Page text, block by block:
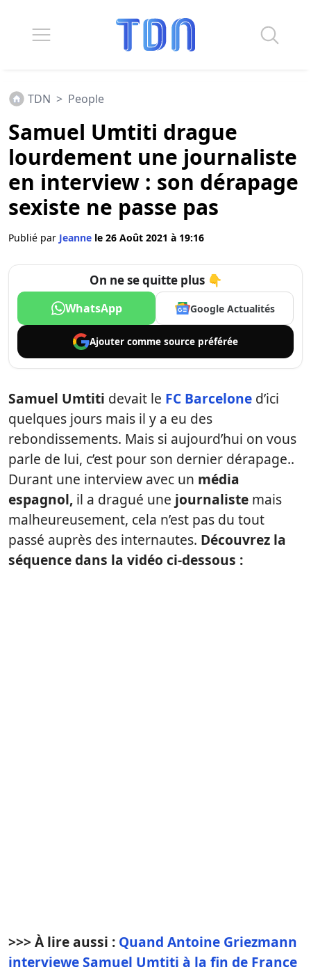
TDN > People
Samuel Umtiti drague
lourdement une journaliste
en interview : son dérapage
sexiste ne passe pas
Publié par Jeanne le 26 Août 2021 à 19:16
On ne se quitte plus 👇
WhatsApp Google Actualités
Ajouter comme source préférée
Samuel Umtiti devait le FC Barcelone d’ici
quelques jours mais il y a eu des
rebondissements. Mais si aujourd’hui on vous
parle de lui, c’est pour son dernier dérapage..
Durant une interview avec un média
espagnol, il a dragué une journaliste mais
malheureusement, cela n’est pas du tout
passé auprès des internautes. Découvrez la
séquence dans la vidéo ci-dessous :
>>> À lire aussi : Quand Antoine Griezmann
interviewe Samuel Umtiti à la fin de France